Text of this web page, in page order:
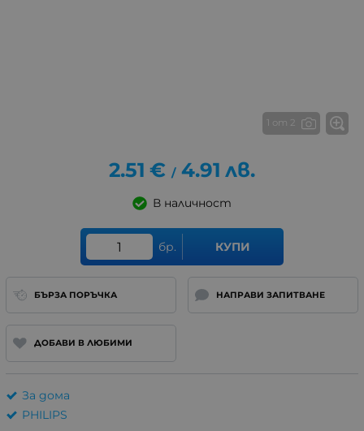
1 от 2
2.51 € / 4.91 лв.
В наличност
бр. КУПИ
БЪРЗА ПОРЪЧКА НАПРАВИ ЗАПИТВАНЕ
ДОБАВИ В ЛЮБИМИ
За дома
PHILIPS